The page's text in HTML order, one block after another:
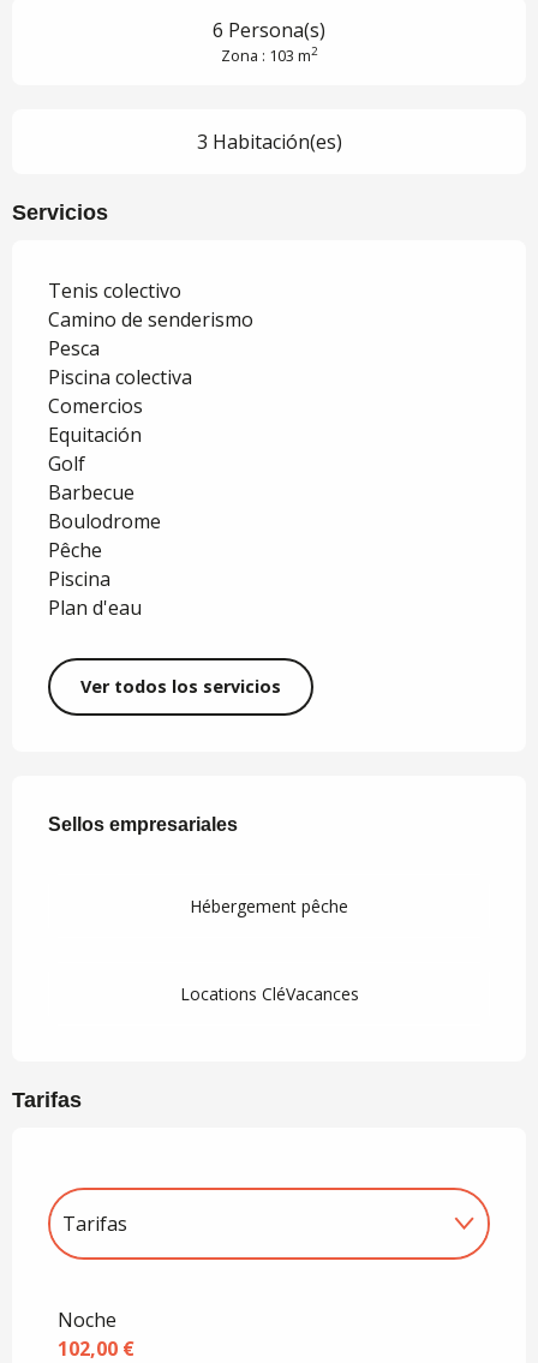
6 Persona(s)
Zona : 103 m2
3 Habitación(es)
Servicios
Tenis colectivo
Camino de senderismo
Pesca
Piscina colectiva
Comercios
Equitación
Golf
Barbecue
Boulodrome
Pêche
Piscina
Plan d'eau
Ver todos los servicios
Sellos empresariales
Sellos empresariales
Hébergement pêche
Locations CléVacances
Tarifas
Tarifas
Noche
102,00 €